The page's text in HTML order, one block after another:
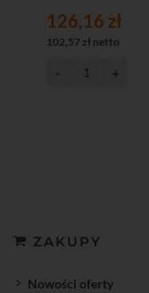
126,16 zł
102,57 zł netto
ZAKUPY
Nowości oferty